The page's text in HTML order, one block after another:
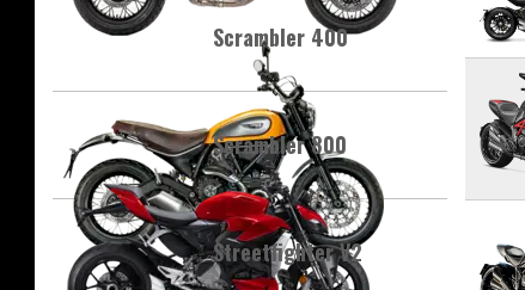
Scrambler 400
Scrambler 800
Streetfighter V2